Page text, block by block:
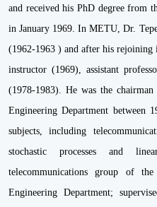
and received his PhD degree from
in January 1969. In METU, Dr.
(1962-1963 ) and after his
instructor (1969), assistant
(1978-1983). He was the
Engineering Department between
subjects, including
stochastic processes and
telecommunications group of
Engineering Department;